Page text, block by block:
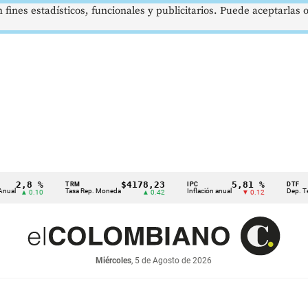
2,8 %
▲ 0.10 Tasa Rep. Moneda
$4178,23
▲ 0.42 Inflación anual
5,81 %
▼ 0.12 Dep.
Miércoles, 5 de Agosto de 2026
estadísticos, funcionales y publicitarios. Puede aceptarlas